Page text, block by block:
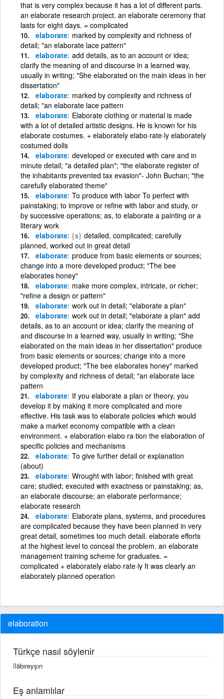
that is very complex because it has a lot of different parts.
an elaborate research project. an elaborate ceremony that
lasts for eight days. = complicated
elaborate marked by complexity and richness of
detail; "an elaborate lace pattern"
elaborate add details, as to an account or idea;
clarify the meaning of and discourse in a learned way,
usually in writing; "She elaborated on the main ideas in her
dissertation"
elaborate marked by complexity and richness of
detail; "an elaborate lace pattern
elaborate Elaborate clothing or material is made
with a lot of detailed artistic designs. He is known for his
elaborate costumes. + elaborately elabo·rate·ly elaborately
costumed dolls
elaborate developed or executed with care and in
minute detail; "a detailed plan"; "the elaborate register of
the inhabitants prevented tax evasion"- John Buchan; "the
carefully elaborated theme"
elaborate To produce with labor To perfect with
painstaking; to improve or refine with labor and study, or
by successive operations; as, to elaborate a painting or a
literary work
elaborate {s} detailed, complicated; carefully
planned, worked out in great detail
elaborate produce from basic elements or sources;
change into a more developed product; "The bee
elaborates honey"
elaborate make more complex, intricate, or richer;
"refine a design or pattern"
elaborate work out in detail; "elaborate a plan"
elaborate work out in detail; "elaborate a plan" add
details, as to an account or idea; clarify the meaning of
and discourse in a learned way, usually in writing; "She
elaborated on the main ideas in her dissertation" produce
from basic elements or sources; change into a more
developed product; "The bee elaborates honey" marked
by complexity and richness of detail; "an elaborate lace
pattern
elaborate If you elaborate a plan or theory, you
develop it by making it more complicated and more
effective. His task was to elaborate policies which would
make a market economy compatible with a clean
environment. + elaboration elabo·ra·tion the elaboration of
specific policies and mechanisms
elaborate To give further detail or explanation
(about)
elaborate Wrought with labor; finished with great
care; studied; executed with exactness or painstaking; as,
an elaborate discourse; an elaborate performance;
elaborate research
elaborate Elaborate plans, systems, and procedures
are complicated because they have been planned in very
great detail, sometimes too much detail. elaborate efforts
at the highest level to conceal the problem. an elaborate
management training scheme for graduates. =
complicated + elaborately elabo·rate·ly It was clearly an
elaborately planned operation
elaboration
Türkçe nasıl söylenir
îläbıreyşın
Eş anlamlılar